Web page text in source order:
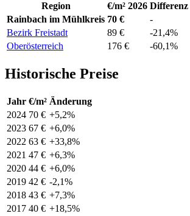
Region €/m² 2026 Differenz
Rainbach im Mühlkreis 70 €
-
Bezirk Freistadt
89 €
-21,4%
Oberösterreich
176 € -60,1%
Historische Preise
Jahr €/m² Änderung
2024 70 € +5,2%
2023 67 € +6,0%
2022 63 € +33,8%
2021 47 € +6,3%
2020 44 € +6,0%
2019 42 € -2,1%
2018 43 € +7,3%
2017 40 € +18,5%